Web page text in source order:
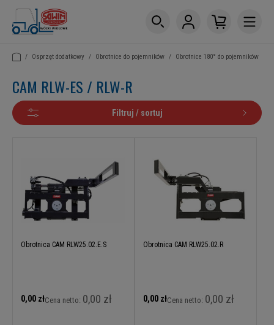
/ Osprzęt dodatkowy / Obrotnice do pojemników / Obrotnice 180° do pojemników
CAM RLW-ES / RLW-R
Filtruj / sortuj
Obrotnica CAM RLW25.02.E.S
0,00 złCena netto: 0,00 zł
Obrotnica CAM RLW25.02.R
0,00 złCena netto: 0,00 zł